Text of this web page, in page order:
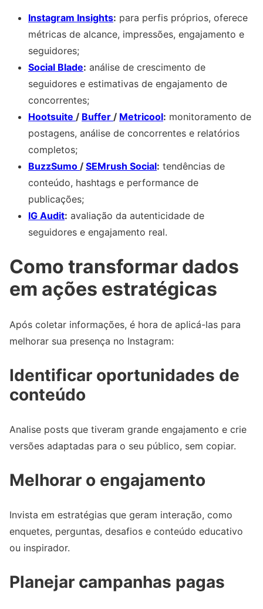
Instagram Insights: para perfis próprios, oferece
métricas de alcance, impressões, engajamento e
seguidores;
Social Blade: análise de crescimento de
seguidores e estimativas de engajamento de
concorrentes;
Hootsuite / Buffer / Metricool: monitoramento de
postagens, análise de concorrentes e relatórios
completos;
BuzzSumo / SEMrush Social: tendências de
conteúdo, hashtags e performance de
publicações;
IG Audit: avaliação da autenticidade de
seguidores e engajamento real.
Como transformar dados
em ações estratégicas
Após coletar informações, é hora de aplicá-las para
melhorar sua presença no Instagram:
Identificar oportunidades de
conteúdo
Analise posts que tiveram grande engajamento e crie
versões adaptadas para o seu público, sem copiar.
Melhorar o engajamento
Invista em estratégias que geram interação, como
enquetes, perguntas, desafios e conteúdo educativo
ou inspirador.
Planejar campanhas pagas